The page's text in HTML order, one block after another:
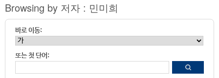
Browsing by 저자 : 민미희
바로 이동:
또는 첫 단어: